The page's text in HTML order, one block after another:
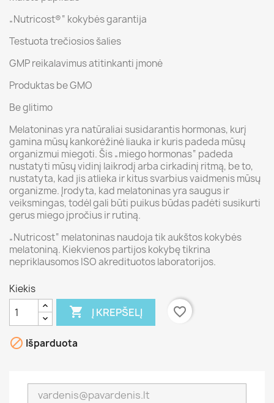
„Nutricost®“ kokybės garantija
Testuota trečiosios šalies
GMP reikalavimus atitinkanti įmonė
Produktas be GMO
Be glitimo
Melatoninas yra natūraliai susidarantis hormonas, kurį
gamina mūsų kankorėžinė liauka ir kuris padeda mūsų
organizmui miegoti. Šis „miego hormonas“ padeda
nustatyti mūsų vidinį laikrodį arba cirkadinį ritmą, be to,
nustatyta, kad jis atlieka ir kitus svarbius vaidmenis mūsų
organizme. Įrodyta, kad melatoninas yra saugus ir
veiksmingas, todėl gali būti puikus būdas padėti susikurti
gerus miego įpročius ir rutiną.
„Nutricost“ melatoninas naudoja tik aukštos kokybės
melatoniną. Kiekvienos partijos kokybę tikrina
nepriklausomos ISO akredituotos laboratorijos.
Kiekis
 Į KREPŠELĮ favorite_border
 Išparduota